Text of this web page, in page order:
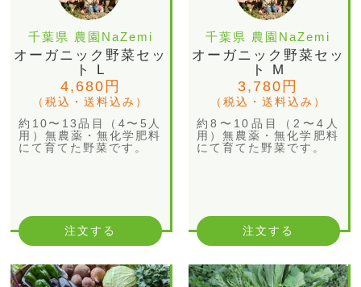
千葉県 農園NaZemi
オーガニック野菜セッ
ト L
4,680円
（税込・送料込み）
約10〜13品目（4〜5人
用）無農薬・無化学肥料
にて育てた野菜です。
注文する
千葉県 農園NaZemi
オーガニック野菜セッ
ト M
3,780円
（税込・送料込み）
約8〜10品目（2〜4人
用）無農薬・無化学肥料
にて育てた野菜です。
注文する